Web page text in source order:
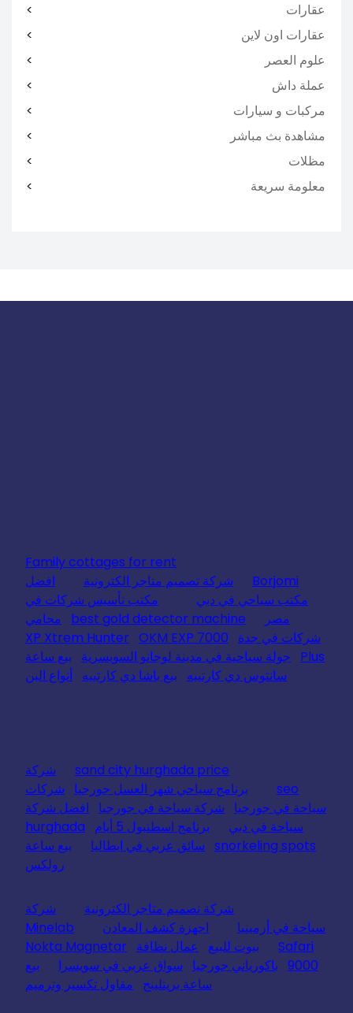
عقارات
عقارات اون لاين
علوم العصر
عملة داش
مركبات و سيارات
مشاهدة بث مباشر
مظلات
معلومة سريعة
Family cottages for rent
Borjomi
شركة تصميم متاجر الكترونية
افضل
مكتب سياحي في دبي
مكتب تأسيس شركات في
مصر
best gold detector machine
محامي
شركات في جدة
XP Xtrem Hunter OKM EXP 7000
Plus
جولة سياحية في مدينة لوجانو السويسرية
بيع ساعة
سانتوس دي كارتييه
بيع باشا دي كارتييه أنواع البن
sand city hurghada price
شركة
seo
برنامج سياحي شهر العسل جورجيا
شركات
سياحة في جورجيا
شركة سياحة في جورجيا
افضل شركة
سياحة في دبي
برنامج اسطنبول 5 أيام
hurghada
snorkeling spots سائق عربي في ايطاليا
بيع ساعة
رولكس
شركة تصميم متاجر الكترونية
شركة
سياحة في أرمينيا
اجهزة كشف المعادن
Minelab
Safari
بيوت للبيع عمال نظافة Nokta Magnetar
9000 باكورياني جورجيا سواق عربي في سويسرا
بيع
ساعة بريتلينج
مقاول تكسير وترميم